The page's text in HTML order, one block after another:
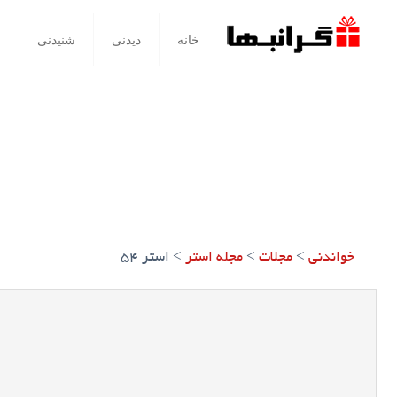
خانه دیدنی شنیدنی
خواندنی >مجلات >مجله استر > استر 54